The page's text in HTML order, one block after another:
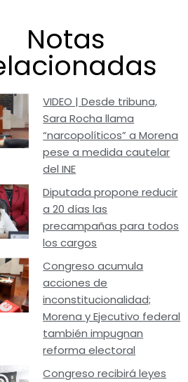
Notas
VIDEO | Desde tribuna,
Sara Rocha llama
“narcopolíticos” a Morena
pese a medida cautelar
del INE
Diputada propone reducir
a 20 días las
precampañas para todos
los cargos
Congreso acumula
acciones de
inconstitucionalidad;
Morena y Ejecutivo federal
también impugnan
reforma electoral
Congreso recibirá leyes